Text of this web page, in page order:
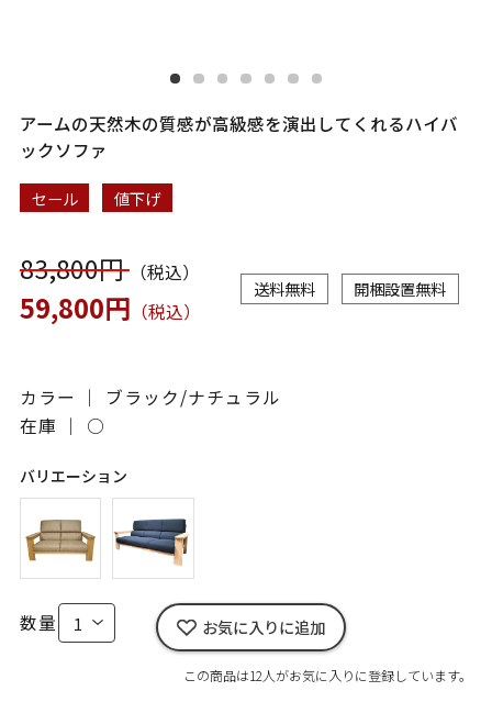
アームの天然木の質感が高級感を演出してくれるハイバ
ックソファ
セール 値下げ
83,800円（税込）
59,800円 （税込）
送料無料 開梱設置無料
カラー ｜ ブラック/ナチュラル
在庫 ｜ ○
バリエーション
数量 お気に入りに追加
この商品は12人がお気に入りに登録しています。